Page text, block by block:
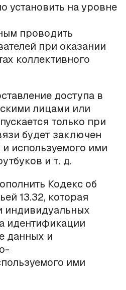
на уровне
проводить
при оказании
коллективного
доступа в
лицами или
только при
будет заключен
используемого ими
и т. д.
Кодекс об
13.32, которая
индивидуальных
идентификации
данных и
ими